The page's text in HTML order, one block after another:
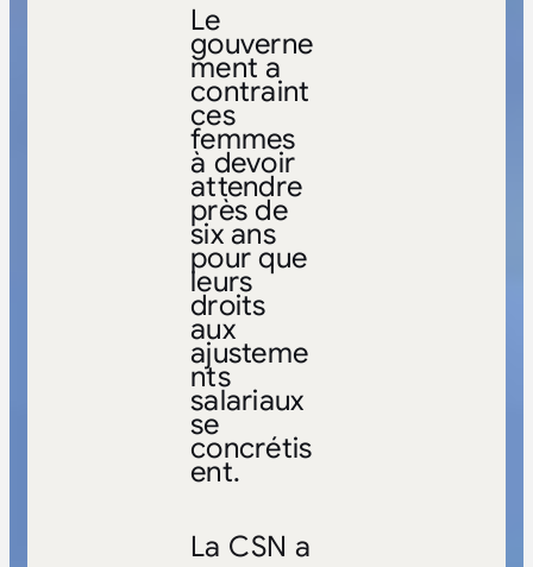
Le
gouverne
ment a
contraint
ces
femmes
à devoir
attendre
près de
six ans
pour que
leurs
droits
aux
ajusteme
nts
salariaux
se
concrétis
ent.
La CSN a